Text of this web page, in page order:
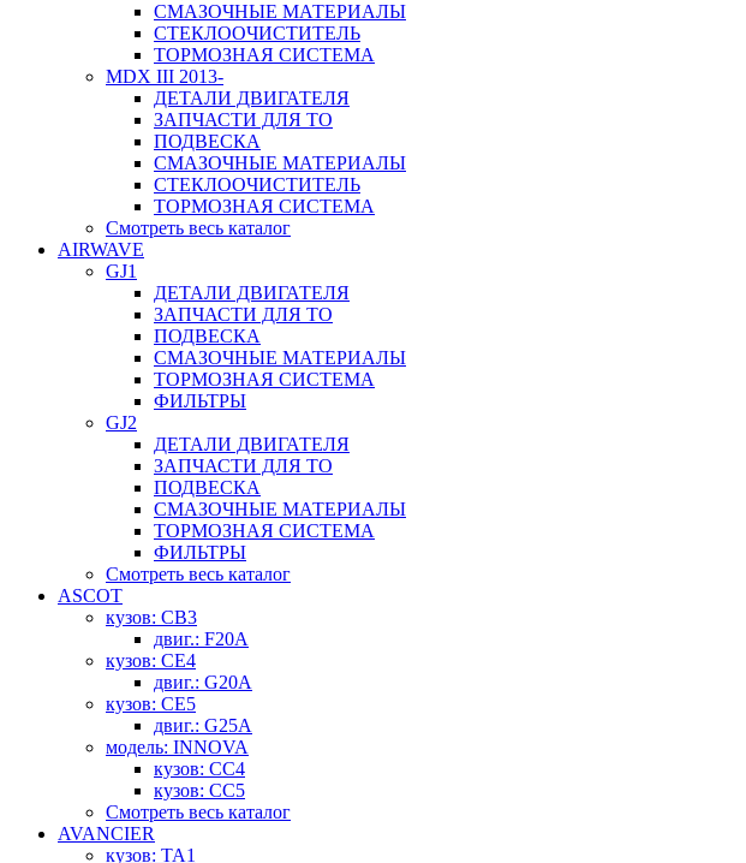
СМАЗОЧНЫЕ МАТЕРИАЛЫ
СТЕКЛООЧИСТИТЕЛЬ
ТОРМОЗНАЯ СИСТЕМА
MDX III 2013-
ДЕТАЛИ ДВИГАТЕЛЯ
ЗАПЧАСТИ ДЛЯ ТО
ПОДВЕСКА
СМАЗОЧНЫЕ МАТЕРИАЛЫ
СТЕКЛООЧИСТИТЕЛЬ
ТОРМОЗНАЯ СИСТЕМА
Смотреть весь каталог
AIRWAVE
GJ1
ДЕТАЛИ ДВИГАТЕЛЯ
ЗАПЧАСТИ ДЛЯ ТО
ПОДВЕСКА
СМАЗОЧНЫЕ МАТЕРИАЛЫ
ТОРМОЗНАЯ СИСТЕМА
ФИЛЬТРЫ
GJ2
ДЕТАЛИ ДВИГАТЕЛЯ
ЗАПЧАСТИ ДЛЯ ТО
ПОДВЕСКА
СМАЗОЧНЫЕ МАТЕРИАЛЫ
ТОРМОЗНАЯ СИСТЕМА
ФИЛЬТРЫ
Смотреть весь каталог
ASCOT
кузов: CB3
двиг.: F20A
кузов: CE4
двиг.: G20A
кузов: CE5
двиг.: G25A
модель: INNOVA
кузов: CC4
кузов: CC5
Смотреть весь каталог
AVANCIER
кузов: TA1